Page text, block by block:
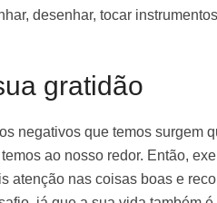
desenhar, tocar
gratidão
negativos que temos surgem
ao nosso redor. Então,
atenção nas coisas boas e